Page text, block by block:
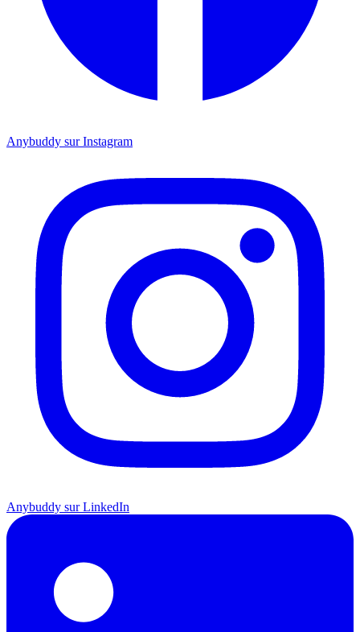
Anybuddy sur Instagram
Anybuddy sur LinkedIn